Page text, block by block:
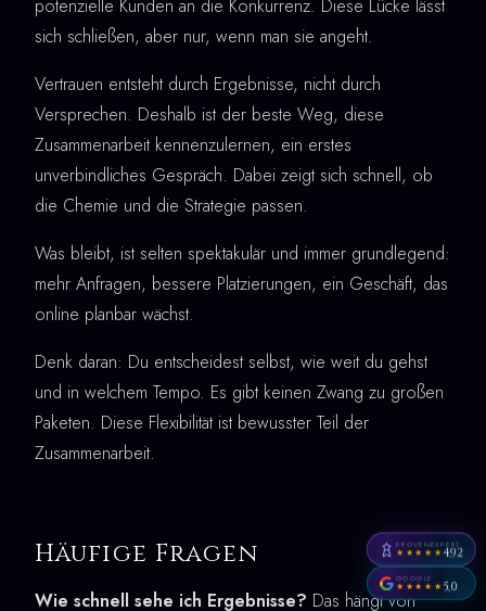
potenzielle Kunden an die Konkurrenz. Diese Lücke lässt
sich schließen, aber nur, wenn man sie angeht.
Vertrauen entsteht durch Ergebnisse, nicht durch
Versprechen. Deshalb ist der beste Weg, diese
Zusammenarbeit kennenzulernen, ein erstes
unverbindliches Gespräch. Dabei zeigt sich schnell, ob
die Chemie und die Strategie passen.
Was bleibt, ist selten spektakulär und immer grundlegend:
mehr Anfragen, bessere Platzierungen, ein Geschäft, das
online planbar wächst.
Denk daran: Du entscheidest selbst, wie weit du gehst
und in welchem Tempo. Es gibt keinen Zwang zu großen
Paketen. Diese Flexibilität ist bewusster Teil der
Zusammenarbeit.
Häufige Fragen
Wie schnell sehe ich Ergebnisse? Das hängt von
PROVENEXPERT
★★★★★4,92
GOOGLE
★★★★★5,0